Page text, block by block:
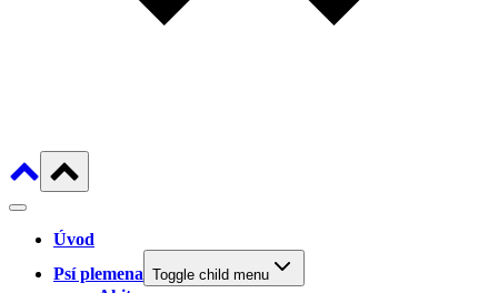
Úvod
Psí plemena Toggle child menu